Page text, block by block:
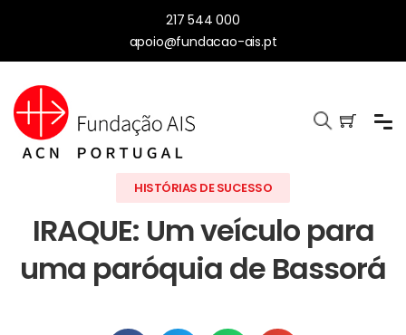
217 544 000
apoio@fundacao-ais.pt
HISTÓRIAS DE SUCESSO
IRAQUE: Um veículo para
uma paróquia de Bassorá